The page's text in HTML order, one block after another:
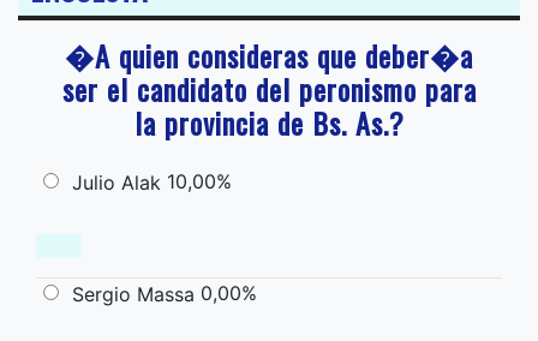
�A quien consideras que deber�a
ser el candidato del peronismo para
la provincia de Bs. As.?
Julio Alak 10,00%
Sergio Massa 0,00%